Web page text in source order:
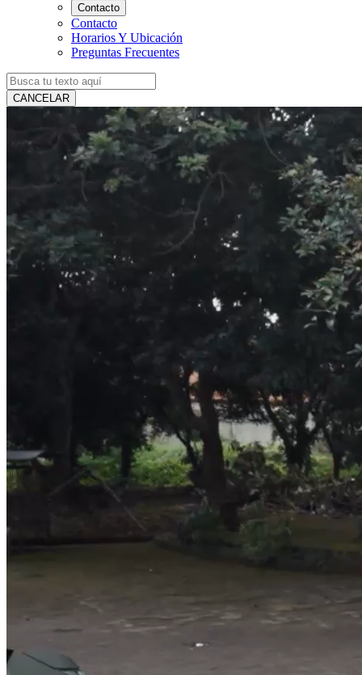
Contacto
Contacto
Horarios Y Ubicación
Preguntas Frecuentes
CANCELAR